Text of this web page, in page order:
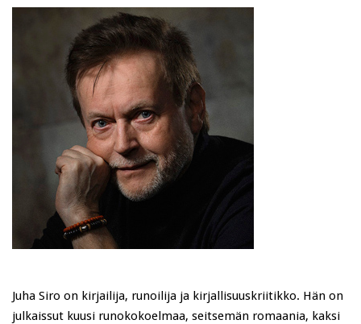
Juha Siro on kirjailija, runoilija ja kirjallisuuskriitikko. Hän on
julkaissut kuusi runokokoelmaa, seitsemän romaania, kaksi